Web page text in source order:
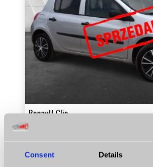
Consent Details
Renault Clio